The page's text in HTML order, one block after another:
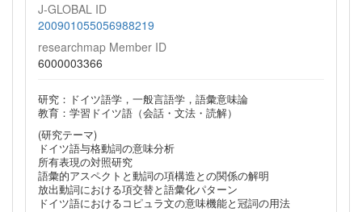
J-GLOBAL ID
200901055056988219
researchmap Member ID
6000003366
研究：ドイツ語学，一般言語学，語彙意味論
教育：学習ドイツ語（会話・文法・読解）
(研究テーマ)
ドイツ語与格動詞の意味分析
所有表現の対照研究
語彙的アスペクトと動詞の項構造との関係の解明
放出動詞における項交替と語彙化パターン
ドイツ語におけるコピュラ文の意味機能と冠詞の用法